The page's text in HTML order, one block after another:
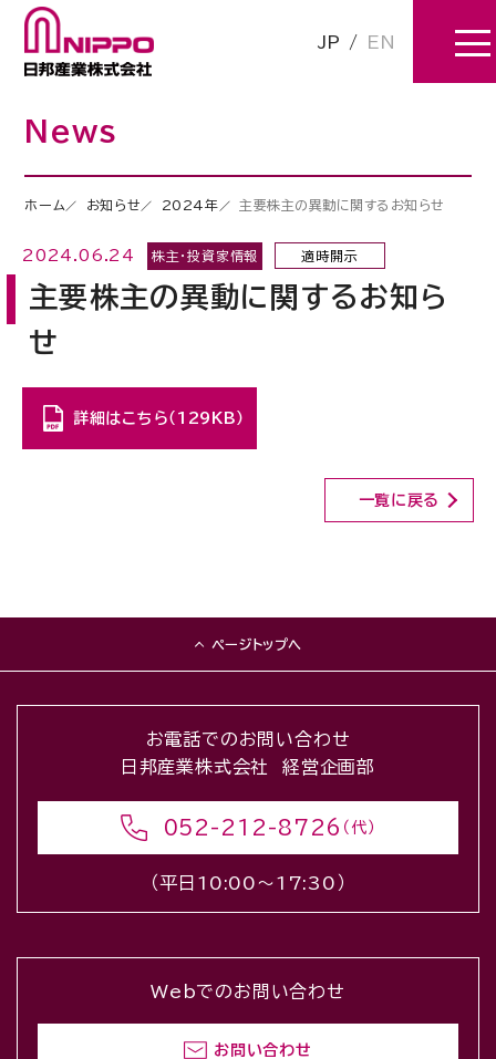
JP / EN
News
ホーム お知らせ 2024年 主要株主の異動に関するお知らせ
2024.06.24 株主・投資家情報 適時開示
主要株主の異動に関するお知ら
せ
詳細はこちら（129KB）
一覧に戻る
ページトップへ
お電話でのお問い合わせ
日邦産業株式会社 経営企画部
052-212-8726 （代）
（平日10:00〜17:30）
Webでのお問い合わせ
お問い合わせ